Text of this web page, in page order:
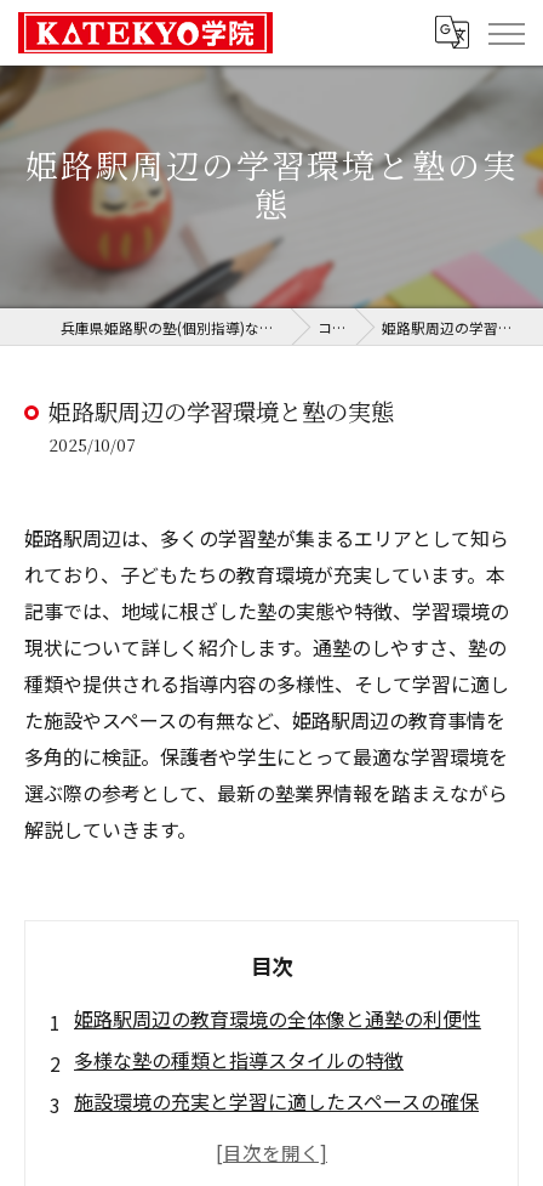
姫路駅周辺の学習環境と塾の実
態
兵庫県姫路駅の塾(個別指導)ならKATEKYO学院 姫路校 コラム 姫路駅周辺の学習環境と塾の実態
姫路駅周辺の学習環境と塾の実態
2025/10/07
姫路駅周辺は、多くの学習塾が集まるエリアとして知ら
れており、子どもたちの教育環境が充実しています。本
記事では、地域に根ざした塾の実態や特徴、学習環境の
現状について詳しく紹介します。通塾のしやすさ、塾の
種類や提供される指導内容の多様性、そして学習に適し
た施設やスペースの有無など、姫路駅周辺の教育事情を
多角的に検証。保護者や学生にとって最適な学習環境を
選ぶ際の参考として、最新の塾業界情報を踏まえながら
解説していきます。
目次
姫路駅周辺の教育環境の全体像と通塾の利便性
多様な塾の種類と指導スタイルの特徴
施設環境の充実と学習に適したスペースの確保
地域と連携した塾の特徴と教育支援の現状